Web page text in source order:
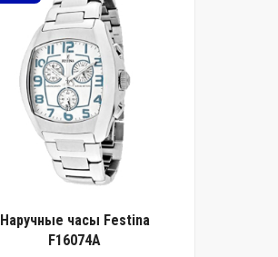
Наручные часы Festina
F16074A